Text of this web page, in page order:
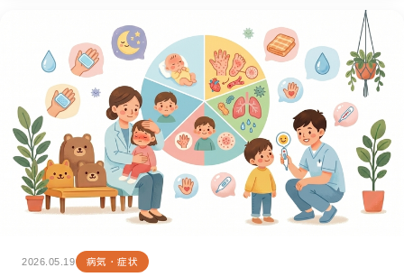
2026.05.19 病気・症状